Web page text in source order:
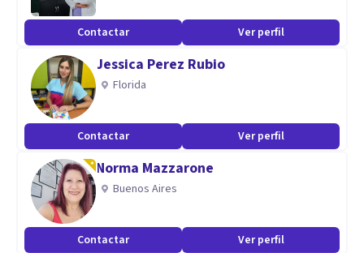
Contactar Ver perfil
Jessica Perez Rubio
Florida
Contactar Ver perfil
Norma Mazzarone
Buenos Aires
Contactar Ver perfil